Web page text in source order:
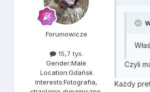
Forumowicze
15,7 tys.
Gender:Male
Location:Gdańsk
Interests:Fotografia,
Czyli
Każdy